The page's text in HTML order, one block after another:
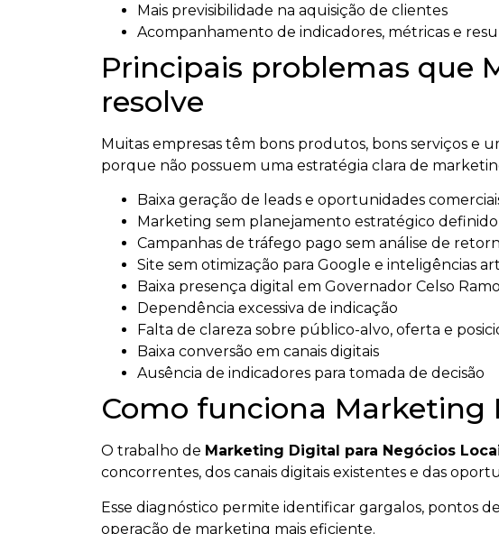
Mais previsibilidade na aquisição de clientes
Acompanhamento de indicadores, métricas e
Principais problemas que
resolve
Muitas empresas têm bons produtos, bons serviços e
porque não possuem uma estratégia clara de
Baixa geração de leads e oportunidades
Marketing sem planejamento estratégico definido
Campanhas de tráfego pago sem análise de
Site sem otimização para Google e inteligências
Baixa presença digital em Governador Celso
Dependência excessiva de indicação
Falta de clareza sobre público-alvo, oferta e
Baixa conversão em canais digitais
Ausência de indicadores para tomada de decisão
Como funciona Marketing
O trabalho de Marketing Digital para Negócios
concorrentes, dos canais digitais existentes e das
Esse diagnóstico permite identificar gargalos, pontos
operação de marketing mais eficiente.